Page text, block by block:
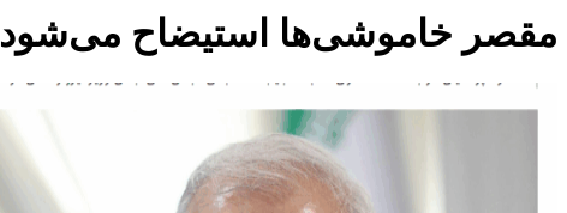
مقصر خاموشی‌ها استیضاح می‌شود